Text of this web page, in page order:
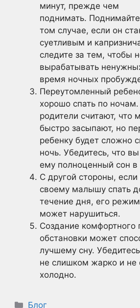
минут, прежде чем
поднимать.
том случае, если он
суетливым и
следите за тем, чтобы
вырабатывать
время ночных
Переутомленный
хорошо спать по
родители считают, что
быстро засыпают, но
ребенку будет сложно
ночь. Убедитесь, что
ему полноценный сон в
С другой стороны,
своему малышу спать
течение дня, его
может нарушиться.
Создание комфортного
обстановки может
лучшему сну.
не слишком жарко и не
холодно.
Рубрики
Блог